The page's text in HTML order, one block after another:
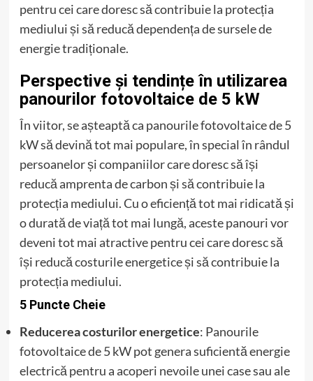
pentru cei care doresc să contribuie la protecția
mediului și să reducă dependența de sursele de
energie tradiționale.
Perspective și tendințe în utilizarea
panourilor fotovoltaice de 5 kW
În viitor, se așteaptă ca panourile fotovoltaice de 5
kW să devină tot mai populare, în special în rândul
persoanelor și companiilor care doresc să își
reducă amprenta de carbon și să contribuie la
protecția mediului. Cu o eficiență tot mai ridicată și
o durată de viață tot mai lungă, aceste panouri vor
deveni tot mai atractive pentru cei care doresc să
își reducă costurile energetice și să contribuie la
protecția mediului.
5 Puncte Cheie
Reducerea costurilor energetice: Panourile
fotovoltaice de 5 kW pot genera suficientă energie
electrică pentru a acoperi nevoile unei case sau ale